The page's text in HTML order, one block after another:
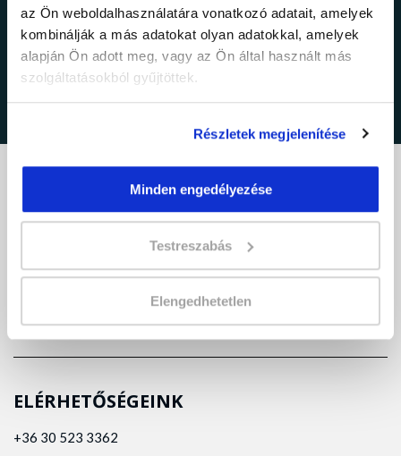
az Ön weboldalhasználatára vonatkozó adatait, amelyek
kombinálják a más adatokat olyan adatokkal, amelyek
alapján Ön adott meg, vagy az Ön által használt más
szolgáltatásokból gyűjtöttek.
Részletek megjelenítése
Minden engedélyezése
Testreszabás
Elengedhetetlen
Elfogadom azadatkezelési tájékoztatóban
Minden, ami tanfolyam.
ELÉRHETŐSÉGEINK
+36 30 523 3362